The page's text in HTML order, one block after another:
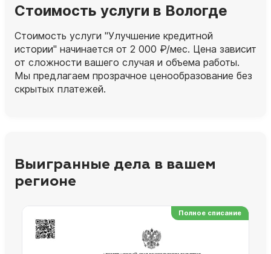
Стоимость услуги в Вологде
Стоимость услуги "Улучшение кредитной
истории" начинается от 2 000 ₽/мес. Цена зависит
от сложности вашего случая и объема работы.
Мы предлагаем прозрачное ценообразование без
скрытых платежей.
Выигранные дела в вашем
регионе
Полное списание